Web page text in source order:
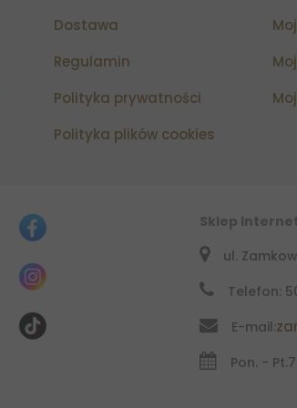
Dostawa
Regulamin
Polityka prywatności
Polityka plików cookies
Sklep
ul.
Telefon:
E-mail:
Pon. - Pt.